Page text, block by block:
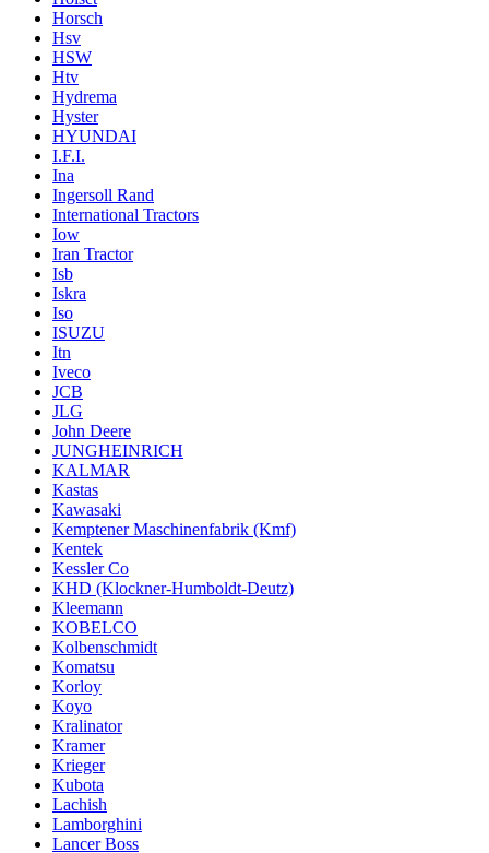
Horsch
Hsv
HSW
Htv
Hydrema
Hyster
HYUNDAI
I.F.I.
Ina
Ingersoll Rand
International Tractors
Iow
Iran Tractor
Isb
Iskra
Iso
ISUZU
Itn
Iveco
JCB
JLG
John Deere
JUNGHEINRICH
KALMAR
Kastas
Kawasaki
Kemptener Maschinenfabrik (Kmf)
Kentek
Kessler Co
KHD (Klockner-Humboldt-Deutz)
Kleemann
KOBELCO
Kolbenschmidt
Komatsu
Korloy
Koyo
Kralinator
Kramer
Krieger
Kubota
Lachish
Lamborghini
Lancer Boss